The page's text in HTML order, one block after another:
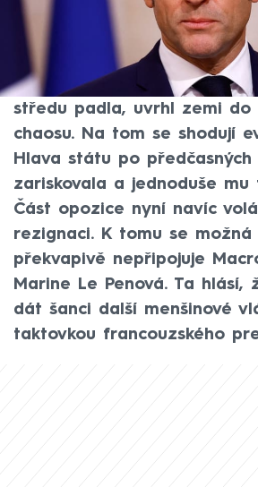
Francouzský prezident
povolebním tahem jmenovat
vládu premiéra Michela
středu padla, uvrhl zemi do
chaosu. Na tom se shodují
Hlava státu po předčasných
zariskovala a jednoduše mu
Část opozice nyní navíc
rezignaci. K tomu se možná
překvapivě nepřipojuje
Marine Le Penová. Ta hlásí,
dát šanci další menšinové
taktovkou francouzského